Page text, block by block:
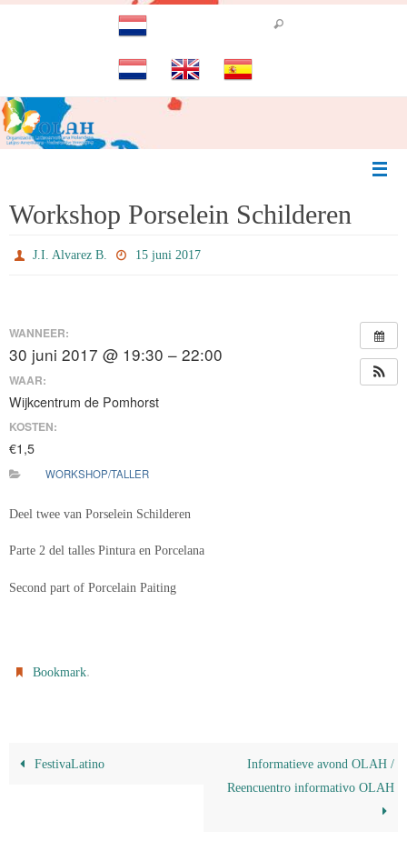
Workshop Porselein Schilderen
J.I. Alvarez B. 15 juni 2017
WANNEER:
30 juni 2017 @ 19:30 – 22:00
WAAR:
Wijkcentrum de Pomhorst
KOSTEN:
€1,5
WORKSHOP/TALLER
Deel twee van Porselein Schilderen
Parte 2 del talles Pintura en Porcelana
Second part of Porcelain Paiting
Bookmark.
FestivaLatino
Informatieve avond OLAH /
Reencuentro informativo OLAH